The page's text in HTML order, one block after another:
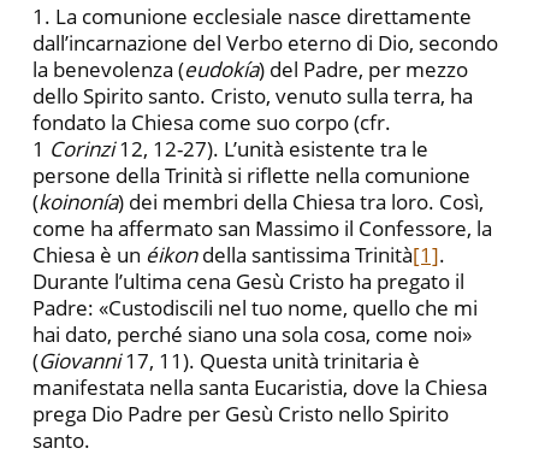
1. La comunione ecclesiale nasce direttamente
dall’incarnazione del Verbo eterno di Dio, secondo
la benevolenza (eudokía) del Padre, per mezzo
dello Spirito santo. Cristo, venuto sulla terra, ha
fondato la Chiesa come suo corpo (cfr.
1 Corinzi12, 12-27). L’unità esistente tra le
persone della Trinità si riflette nella comunione
(koinonía) dei membri della Chiesa tra loro. Così,
come ha affermato san Massimo il Confessore, la
Chiesa è un éikondella santissima Trinità[1].
Durante l’ultima cena Gesù Cristo ha pregato il
Padre: «Custodiscili nel tuo nome, quello che mi
hai dato, perché siano una sola cosa, come noi»
(Giovanni17, 11). Questa unità trinitaria è
manifestata nella santa Eucaristia, dove la Chiesa
prega Dio Padre per Gesù Cristo nello Spirito
santo.